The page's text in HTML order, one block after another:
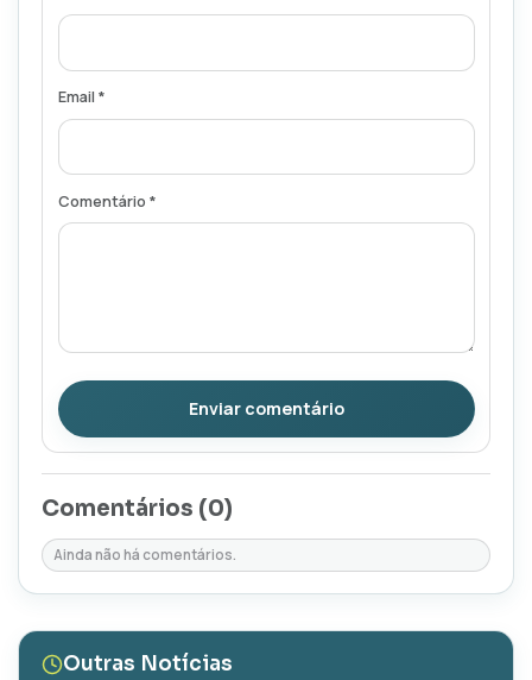
Email *
Comentário *
Enviar comentário
Comentários (0)
Ainda não há comentários.
Outras Notícias